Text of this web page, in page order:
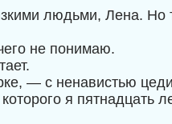
людьми, Лена. Но
не понимаю.
— с ненавистью
я пятнадцать